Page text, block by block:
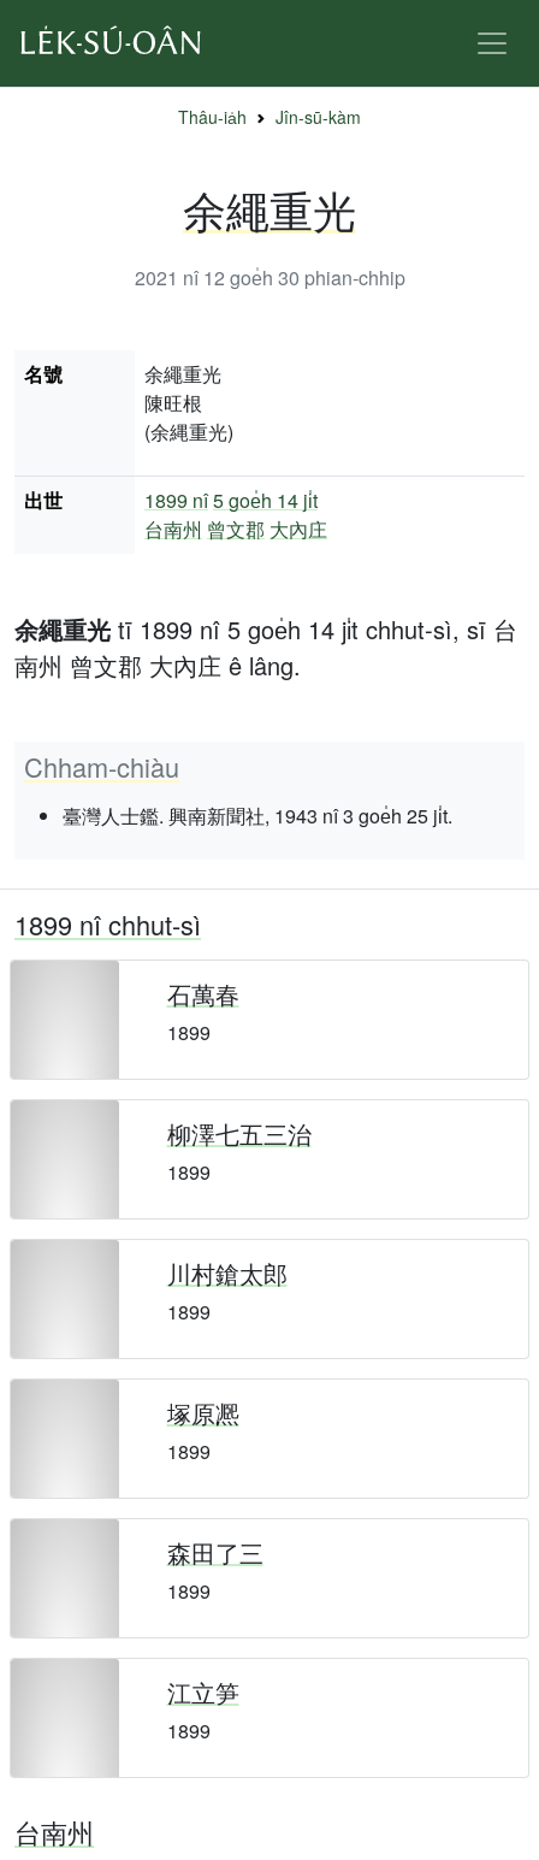
Thâu-ia̍h Jîn-sū-kàm
余繩重光
2021 nî 12 goe̍h 30 phian-chhip
余繩重光 tī 1899 nî 5 goe̍h 14 ji̍t chhut-sì, sī 台
南州 曾文郡 大內庄 ê lâng.
Chham-chiàu
臺灣人士鑑. 興南新聞社, 1943 nî 3 goe̍h 25 ji̍t.
名號
余繩重光
陳旺根
(余縄重光)
出世 1899 nî5 goe̍h 14 ji̍t
台南州 曾文郡 大內庄
1899 nî chhut-sì
石萬春
1899
柳澤七五三治
1899
川村鎗太郎
1899
塚原凞
1899
森田了三
1899
江立笋
1899
台南州